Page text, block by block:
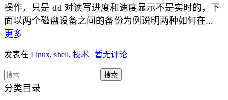
操作，只是 dd 对读写进度和速度显示不是实时的，下
面以两个磁盘设备之间的备份为例说明两种如何在...
更多
发表在 Linux, shell, 技术 | 暂无评论
分类目录